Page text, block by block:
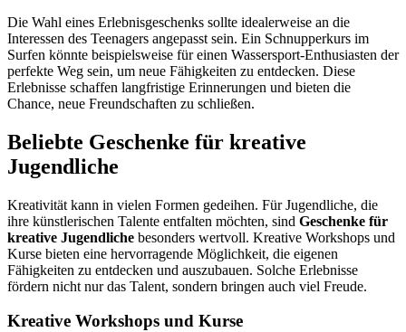
Die Wahl eines Erlebnisgeschenks sollte idealerweise an die
Interessen des Teenagers angepasst sein. Ein Schnupperkurs im
Surfen könnte beispielsweise für einen Wassersport-Enthusiasten der
perfekte Weg sein, um neue Fähigkeiten zu entdecken. Diese
Erlebnisse schaffen langfristige Erinnerungen und bieten die
Chance, neue Freundschaften zu schließen.
Beliebte Geschenke für kreative
Jugendliche
Kreativität kann in vielen Formen gedeihen. Für Jugendliche, die
ihre künstlerischen Talente entfalten möchten, sind Geschenke für
kreative Jugendliche besonders wertvoll. Kreative Workshops und
Kurse bieten eine hervorragende Möglichkeit, die eigenen
Fähigkeiten zu entdecken und auszubauen. Solche Erlebnisse
fördern nicht nur das Talent, sondern bringen auch viel Freude.
Kreative Workshops und Kurse